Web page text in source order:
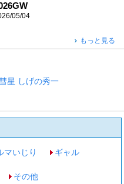
05/04
もっと見る
星 しげの秀一
マいじり ギャル
その他